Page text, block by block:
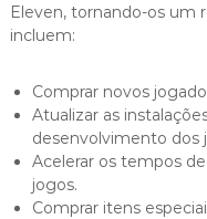
Eleven, tornando-os um
incluem:
Comprar novos
Atualizar as
desenvolvimento dos
Acelerar os tempos
jogos.
Comprar itens